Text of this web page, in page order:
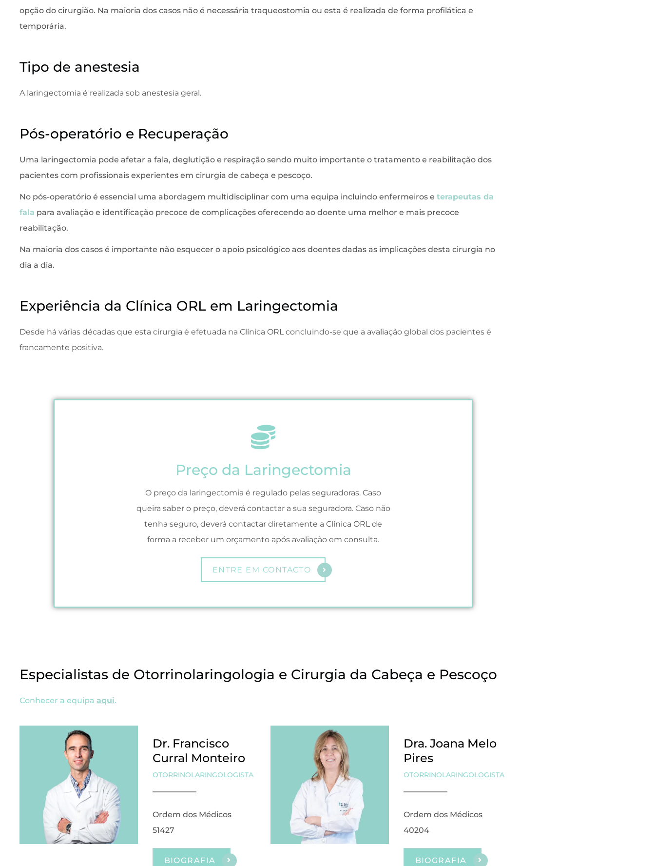
opção do cirurgião. Na maioria dos casos não é necessária traqueostomia ou esta é realizada de forma profilática e
temporária.
Tipo de anestesia
A laringectomia é realizada sob anestesia geral.
Pós-operatório e Recuperação
Uma laringectomia pode afetar a fala, deglutição e respiração sendo muito importante o tratamento e reabilitação dos
pacientes com profissionais experientes em cirurgia de cabeça e pescoço.
No pós-operatório é essencial uma abordagem multidisciplinar com uma equipa incluindo enfermeiros e terapeutas da
fala para avaliação e identificação precoce de complicações oferecendo ao doente uma melhor e mais precoce
reabilitação.
Na maioria dos casos é importante não esquecer o apoio psicológico aos doentes dadas as implicações desta cirurgia no
dia a dia.
Experiência da Clínica ORL em Laringectomia
Desde há várias décadas que esta cirurgia é efetuada na Clínica ORL concluindo-se que a avaliação global dos pacientes é
francamente positiva.
Preço da Laringectomia
O preço da laringectomia é regulado pelas seguradoras. Caso
queira saber o preço, deverá contactar a sua seguradora. Caso não
tenha seguro, deverá contactar diretamente a Clínica ORL de
forma a receber um orçamento após avaliação em consulta.
ENTRE EM CONTACTO
Especialistas de Otorrinolaringologia e Cirurgia da Cabeça e Pescoço
Conhecer a equipa aqui.
Dr. Francisco
Curral Monteiro
OTORRINOLARINGOLOGISTA
Ordem dos Médicos
51427
BIOGRAFIA
Dra. Joana Melo
Pires
OTORRINOLARINGOLOGISTA
Ordem dos Médicos
40204
BIOGRAFIA